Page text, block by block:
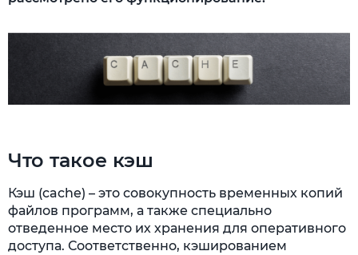
Что такое кэш
Кэш (cache) – это совокупность временных копий
файлов программ, а также специально
отведенное место их хранения для оперативного
доступа. Соответственно, кэшированием